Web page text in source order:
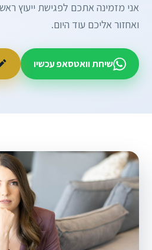
אני מזמינה אתכם לפגישת ייעוץ
ואחזור אליכם עוד היום.
שיחת וואטסאפ עכשיו